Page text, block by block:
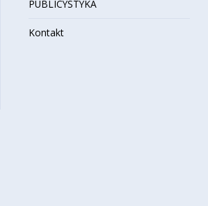
PUBLICYSTYKA
Kontakt